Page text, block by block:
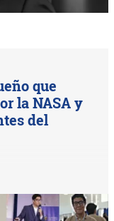
que
la NASA y
del